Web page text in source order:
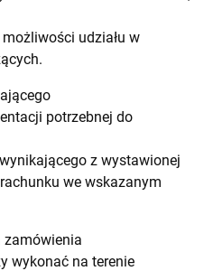
udziału w
potrzebnej do
z wystawionej
we wskazanym
zamówienia
wykonać na terenie